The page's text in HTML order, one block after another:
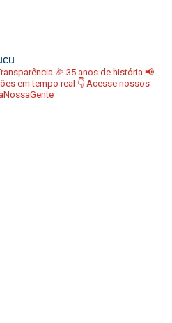
🎉 35 anos de história 📢
em tempo real 👇 Acesse nossos